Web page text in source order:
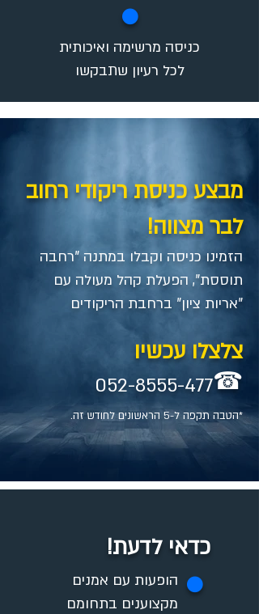
✪
כניסה מרשימה ואיכותית
לכל רעיון שתבקשו
מבצע כניסת ריקודי רחוב
לבר מצווה!
הזמינו כניסה וקבלו במתנה​ "רחבה
תוססת", הפעלת קהל מעולה עם
"אריות ציון" ברחבת הריקודים
צלצלו עכשיו
052-8555-477☎
*הטבה תקפה ל-5 הראשונים לחודש זה.
כדאי לדעת!
הופעות עם אמנים
מקצוענים בתחומם
✪